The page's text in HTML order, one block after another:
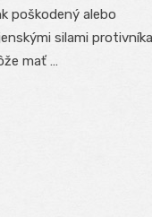
poškodený alebo
silami
mať …